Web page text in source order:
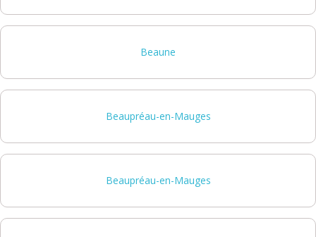
Beaune
Beaupréau-en-Mauges
Beaupréau-en-Mauges